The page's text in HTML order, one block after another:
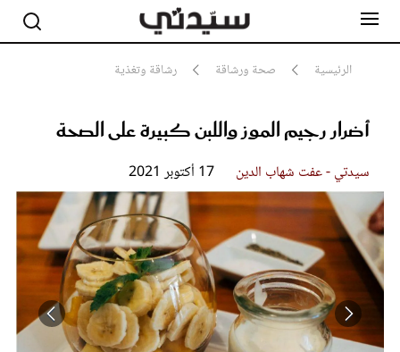
الرئيسية صحة ورشاقة رشاقة وتغذية
أضرار رجيم الموز واللبن كبيرة على الصحة
سيدتي - عفت شهاب الدين 17 أكتوبر 2021
مشاهير
جمال
صحة ورشاقة
سيدتي وطفلك
لايف ستايل
بلس+
فيديو
مطبخ سيدتي
مقالات الرأي